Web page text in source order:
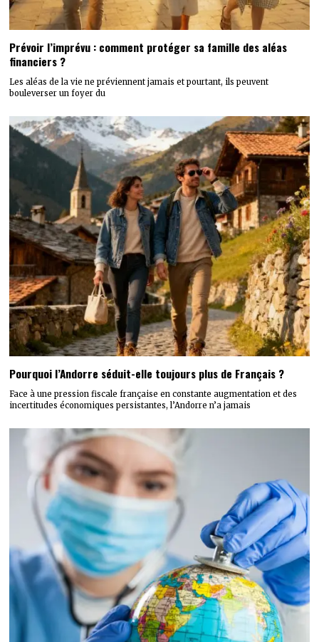
Prévoir l’imprévu : comment protéger sa famille des aléas
financiers ?
Les aléas de la vie ne préviennent jamais et pourtant, ils peuvent
bouleverser un foyer du
Pourquoi l’Andorre séduit-elle toujours plus de Français ?
Face à une pression fiscale française en constante augmentation et des
incertitudes économiques persistantes, l’Andorre n’a jamais